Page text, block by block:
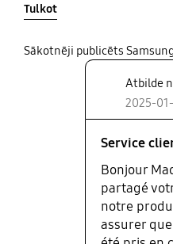
la vitre de mon S7 qui ne
protection, est
Avec le smart view pour
du téléphone ne
bout d'un an il sera
une vitre de protection.
view d'autrefois qui
téléphone !!!!!
Tulkot
Sākotnēji publicēts
Atbilde
2025-
Service
Bonjour
partagé
notre
assurer